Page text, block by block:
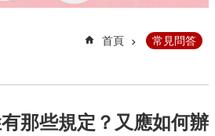
首頁 常見問答
那些規定？又應如何辦